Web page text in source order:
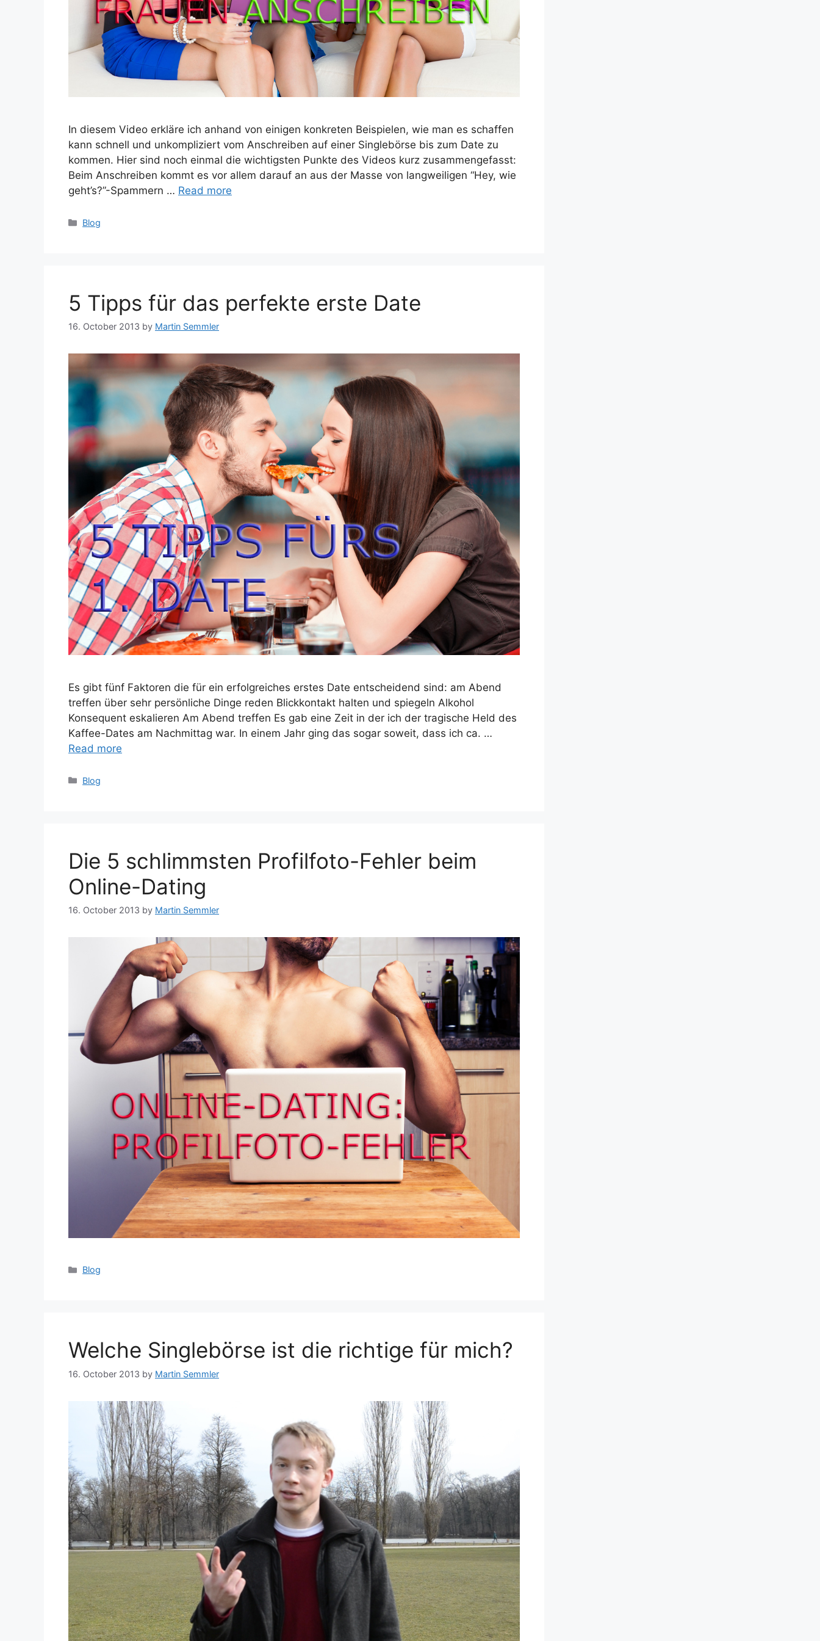
In diesem Video erkläre ich anhand von einigen konkreten Beispielen, wie man es schaffen
kann schnell und unkompliziert vom Anschreiben auf einer Singlebörse bis zum Date zu
kommen. Hier sind noch einmal die wichtigsten Punkte des Videos kurz zusammengefasst:
Beim Anschreiben kommt es vor allem darauf an aus der Masse von langweiligen “Hey, wie
geht’s?”-Spammern … Read more
Categories
Blog
5 Tipps für das perfekte erste Date
16. October 2013 by Martin Semmler
Es gibt fünf Faktoren die für ein erfolgreiches erstes Date entscheidend sind: am Abend
treffen über sehr persönliche Dinge reden Blickkontakt halten und spiegeln Alkohol
Konsequent eskalieren Am Abend treffen Es gab eine Zeit in der ich der tragische Held des
Kaffee-Dates am Nachmittag war. In einem Jahr ging das sogar soweit, dass ich ca. …
Read more
Categories
Blog
Die 5 schlimmsten Profilfoto-Fehler beim
Online-Dating
16. October 2013 by Martin Semmler
Categories
Blog
Welche Singlebörse ist die richtige für mich?
16. October 2013 by Martin Semmler